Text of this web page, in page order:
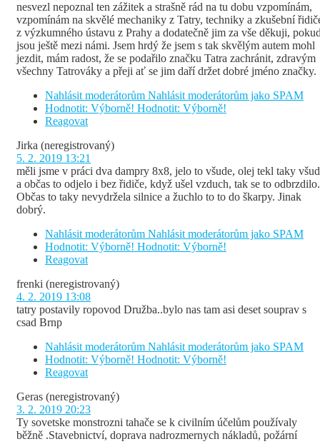
nesvezl nepoznal ten zážitek a strašně rád na tu dobu vzpomínám,
vzpomínám na skvělé mechaniky z Tatry, techniky a zkušební
z výzkumného ústavu z Prahy a dodatečně jim za vše děkuji,
jsou ještě mezi námi. Jsem hrdý že jsem s tak skvělým autem mohl
jezdit, mám radost, že se podařilo značku Tatra zachránit, zdravým
všechny Tatrováky a přeji ať se jim daří držet dobré jméno značky.
Nahlásit moderátorům Nahlásit moderátorům jako SPAM
Hodnotit: Výborně! Hodnotit: Výborně!
Reagovat
Jirka (neregistrovaný)
5. 2. 2019 13:21
měli jsme v práci dva dampry 8x8, jelo to všude, olej tekl taky
a občas to odjelo i bez řidiče, když ušel vzduch, tak se to odbrzdilo.
Občas to taky nevydržela silnice a žuchlo to to do škarpy. Jinak
dobrý.
Nahlásit moderátorům Nahlásit moderátorům jako SPAM
Hodnotit: Výborně! Hodnotit: Výborně!
Reagovat
frenki (neregistrovaný)
4. 2. 2019 13:08
tatry postavily ropovod Družba..bylo nas tam asi deset souprav s
csad Brnp
Nahlásit moderátorům Nahlásit moderátorům jako SPAM
Hodnotit: Výborně! Hodnotit: Výborně!
Reagovat
Geras (neregistrovaný)
3. 2. 2019 20:23
Ty sovetske monstrozni tahače se k civilním účelům používaly
běžně .Stavebnictví, doprava nadrozmernych nákladů, požární